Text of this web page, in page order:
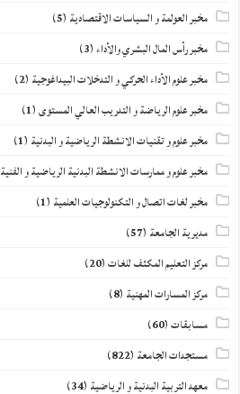
مخبر العولمة و السياسات الاقتصادية (5)
مخبر رأس المال البشري والأداء(3)
مخبر علوم الأداء الحركي و التدخلات البيداغوجية (2)
مخبر علوم الرياضة و التدريب العالي المستوى(1)
مخبر علوم و تقنيات الانشطة الرياضية و البدنية (1)
مخبر علوم و ممارسات الانشطة البدنية الرياضية و الفنية
مخبر لغات اتصال و التكنولوجيات العلمية (1)
مديرية الجامعة (57)
مركز التعليم المكثف للغات(20)
مركز المسارات المهنية (8)
مسابقات(60)
مستجدات الجامعة (822)
معهد التربية البدنية و الرياضية (34)